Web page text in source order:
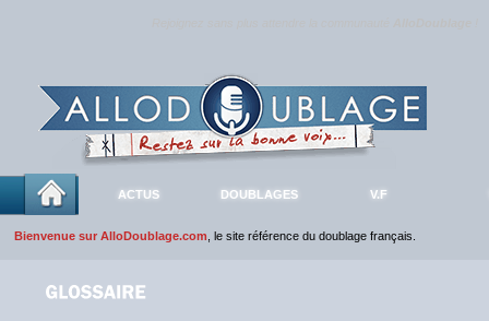
ACTUS DOUBLAGES V.F
Bienvenue sur AlloDoublage.com , le site référence du doublage français.